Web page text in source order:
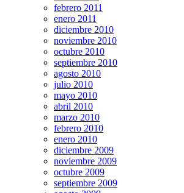
febrero 2011
enero 2011
diciembre 2010
noviembre 2010
octubre 2010
septiembre 2010
agosto 2010
julio 2010
mayo 2010
abril 2010
marzo 2010
febrero 2010
enero 2010
diciembre 2009
noviembre 2009
octubre 2009
septiembre 2009